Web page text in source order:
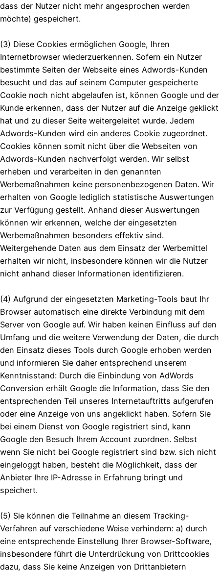
dass der Nutzer nicht mehr angesprochen werden
möchte) gespeichert.
(3) Diese Cookies ermöglichen Google, Ihren
Internetbrowser wiederzuerkennen. Sofern ein Nutzer
bestimmte Seiten der Webseite eines Adwords-Kunden
besucht und das auf seinem Computer gespeicherte
Cookie noch nicht abgelaufen ist, können Google und der
Kunde erkennen, dass der Nutzer auf die Anzeige geklickt
hat und zu dieser Seite weitergeleitet wurde. Jedem
Adwords-Kunden wird ein anderes Cookie zugeordnet.
Cookies können somit nicht über die Webseiten von
Adwords-Kunden nachverfolgt werden. Wir selbst
erheben und verarbeiten in den genannten
Werbemaßnahmen keine personenbezogenen Daten. Wir
erhalten von Google lediglich statistische Auswertungen
zur Verfügung gestellt. Anhand dieser Auswertungen
können wir erkennen, welche der eingesetzten
Werbemaßnahmen besonders effektiv sind.
Weitergehende Daten aus dem Einsatz der Werbemittel
erhalten wir nicht, insbesondere können wir die Nutzer
nicht anhand dieser Informationen identifizieren.
(4) Aufgrund der eingesetzten Marketing-Tools baut Ihr
Browser automatisch eine direkte Verbindung mit dem
Server von Google auf. Wir haben keinen Einfluss auf den
Umfang und die weitere Verwendung der Daten, die durch
den Einsatz dieses Tools durch Google erhoben werden
und informieren Sie daher entsprechend unserem
Kenntnisstand: Durch die Einbindung von AdWords
Conversion erhält Google die Information, dass Sie den
entsprechenden Teil unseres Internetauftritts aufgerufen
oder eine Anzeige von uns angeklickt haben. Sofern Sie
bei einem Dienst von Google registriert sind, kann
Google den Besuch Ihrem Account zuordnen. Selbst
wenn Sie nicht bei Google registriert sind bzw. sich nicht
eingeloggt haben, besteht die Möglichkeit, dass der
Anbieter Ihre IP-Adresse in Erfahrung bringt und
speichert.
(5) Sie können die Teilnahme an diesem Tracking-
Verfahren auf verschiedene Weise verhindern: a) durch
eine entsprechende Einstellung Ihrer Browser-Software,
insbesondere führt die Unterdrückung von Drittcookies
dazu, dass Sie keine Anzeigen von Drittanbietern